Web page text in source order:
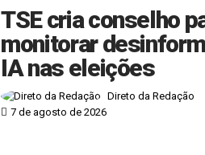
TSE cria conselho
monitorar
IA nas eleições
Direto da Redação
7 de agosto de 2026